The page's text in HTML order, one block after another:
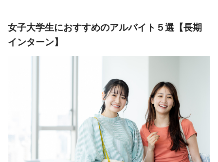
女子大学生におすすめのアルバイト５選【長期
インターン】